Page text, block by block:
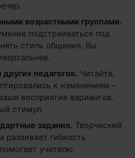
возрастными группами.
подстраиваться под
стиль общения. Вы
педагогов. Читайте,
к изменениям –
восприятие вариантов.
стимул.
задания. Творческий
развивает гибкость
учителю